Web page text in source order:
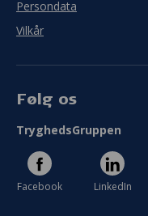
Persondata
Vilkår
Følg os
TryghedsGruppen
Facebook LinkedIn